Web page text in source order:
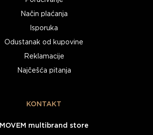
Način plaćanja
Isporuka
Odustanak od kupovine
Reklamacije
Najčešća pitanja
KONTAKT
MOVEM multibrand store